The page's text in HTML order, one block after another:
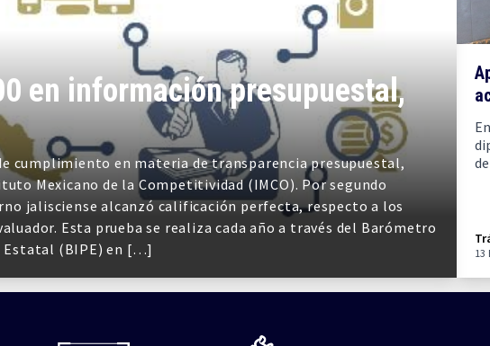
en información presupuestal,
cumplimiento en materia de transparencia presupuestal,
Mexicano de la Competitividad (IMCO). Por segundo
jalisciense alcanzó calificación perfecta, respecto a los
Esta prueba se realiza cada año a través del Barómetro
Estatal (BIPE) en […]
13